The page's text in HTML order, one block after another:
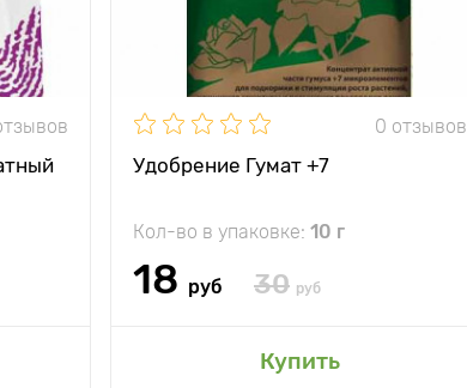
0 отзывов
Удобрение Гумат +7
Кол-во в упаковке: 10 г
18 руб 30 руб
Купить